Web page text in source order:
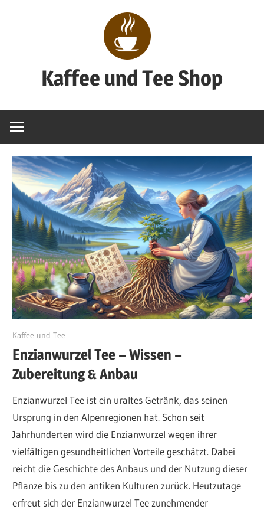
Kaffee und Tee Shop
pur
Juni 20, 2024
Kaffee und Tee
Enzianwurzel Tee – Wissen –
Zubereitung & Anbau
Enzianwurzel Tee ist ein uraltes Getränk, das seinen
Ursprung in den Alpenregionen hat. Schon seit
Jahrhunderten wird die Enzianwurzel wegen ihrer
vielfältigen gesundheitlichen Vorteile geschätzt. Dabei
reicht die Geschichte des Anbaus und der Nutzung dieser
Pflanze bis zu den antiken Kulturen zurück. Heutzutage
erfreut sich der Enzianwurzel Tee zunehmender